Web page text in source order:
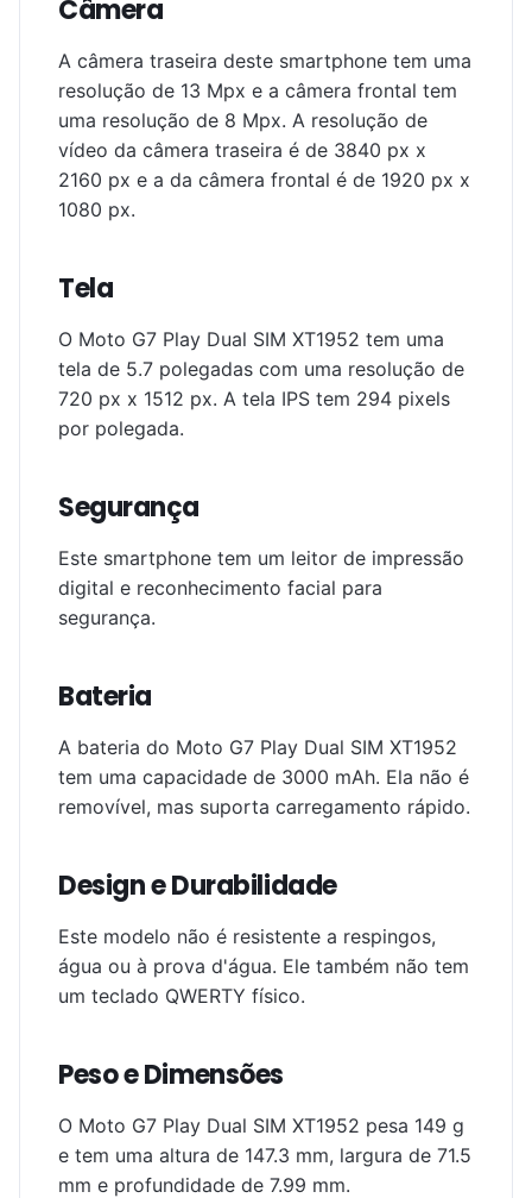
Câmera
A câmera traseira deste smartphone tem uma
resolução de 13 Mpx e a câmera frontal tem
uma resolução de 8 Mpx. A resolução de
vídeo da câmera traseira é de 3840 px x
2160 px e a da câmera frontal é de 1920 px x
1080 px.
Tela
O Moto G7 Play Dual SIM XT1952 tem uma
tela de 5.7 polegadas com uma resolução de
720 px x 1512 px. A tela IPS tem 294 pixels
por polegada.
Segurança
Este smartphone tem um leitor de impressão
digital e reconhecimento facial para
segurança.
Bateria
A bateria do Moto G7 Play Dual SIM XT1952
tem uma capacidade de 3000 mAh. Ela não é
removível, mas suporta carregamento rápido.
Design e Durabilidade
Este modelo não é resistente a respingos,
água ou à prova d'água. Ele também não tem
um teclado QWERTY físico.
Peso e Dimensões
O Moto G7 Play Dual SIM XT1952 pesa 149 g
e tem uma altura de 147.3 mm, largura de 71.5
mm e profundidade de 7.99 mm.